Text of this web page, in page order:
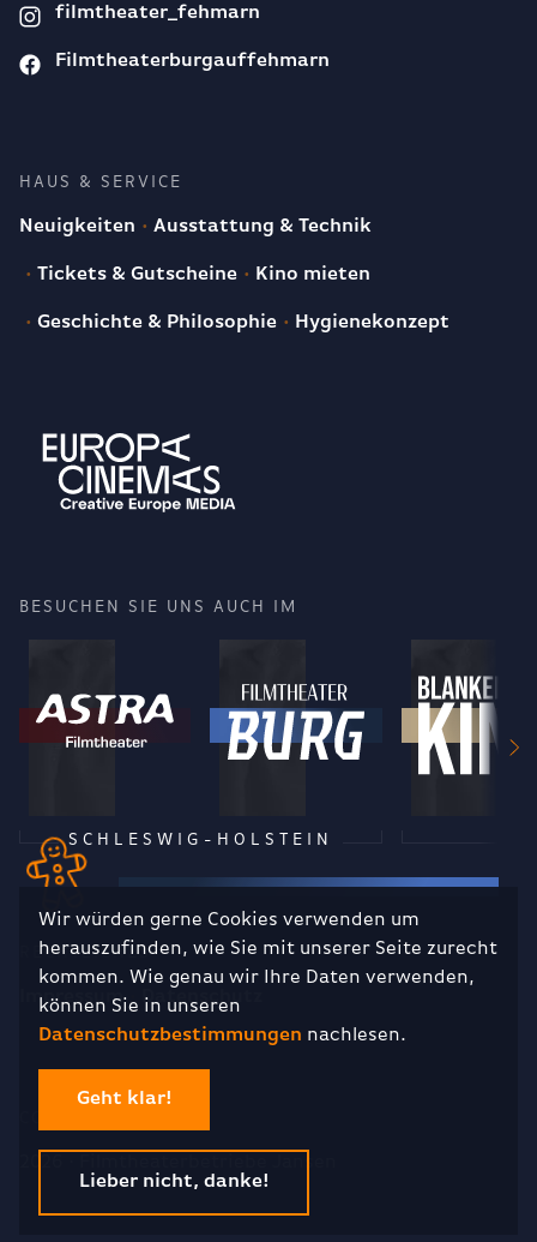
Wir würden gerne Cookies verwenden um
herauszufinden, wie Sie mit unserer Seite zurecht
kommen. Wie genau wir Ihre Daten verwenden,
können Sie in unseren
Datenschutzbestimmungen nachlesen.
Geht klar!
Lieber nicht, danke!
filmtheater_fehmarn
Filmtheaterburgauffehmarn
HAUS & SERVICE
Neuigkeiten Ausstattung & Technik
Tickets & Gutscheine Kino mieten
Geschichte & Philosophie Hygienekonzept
BESUCHEN SIE UNS AUCH IM
SCHLESWIG-HOLSTEIN
RECHTLICHES
Impressum Datenschutz